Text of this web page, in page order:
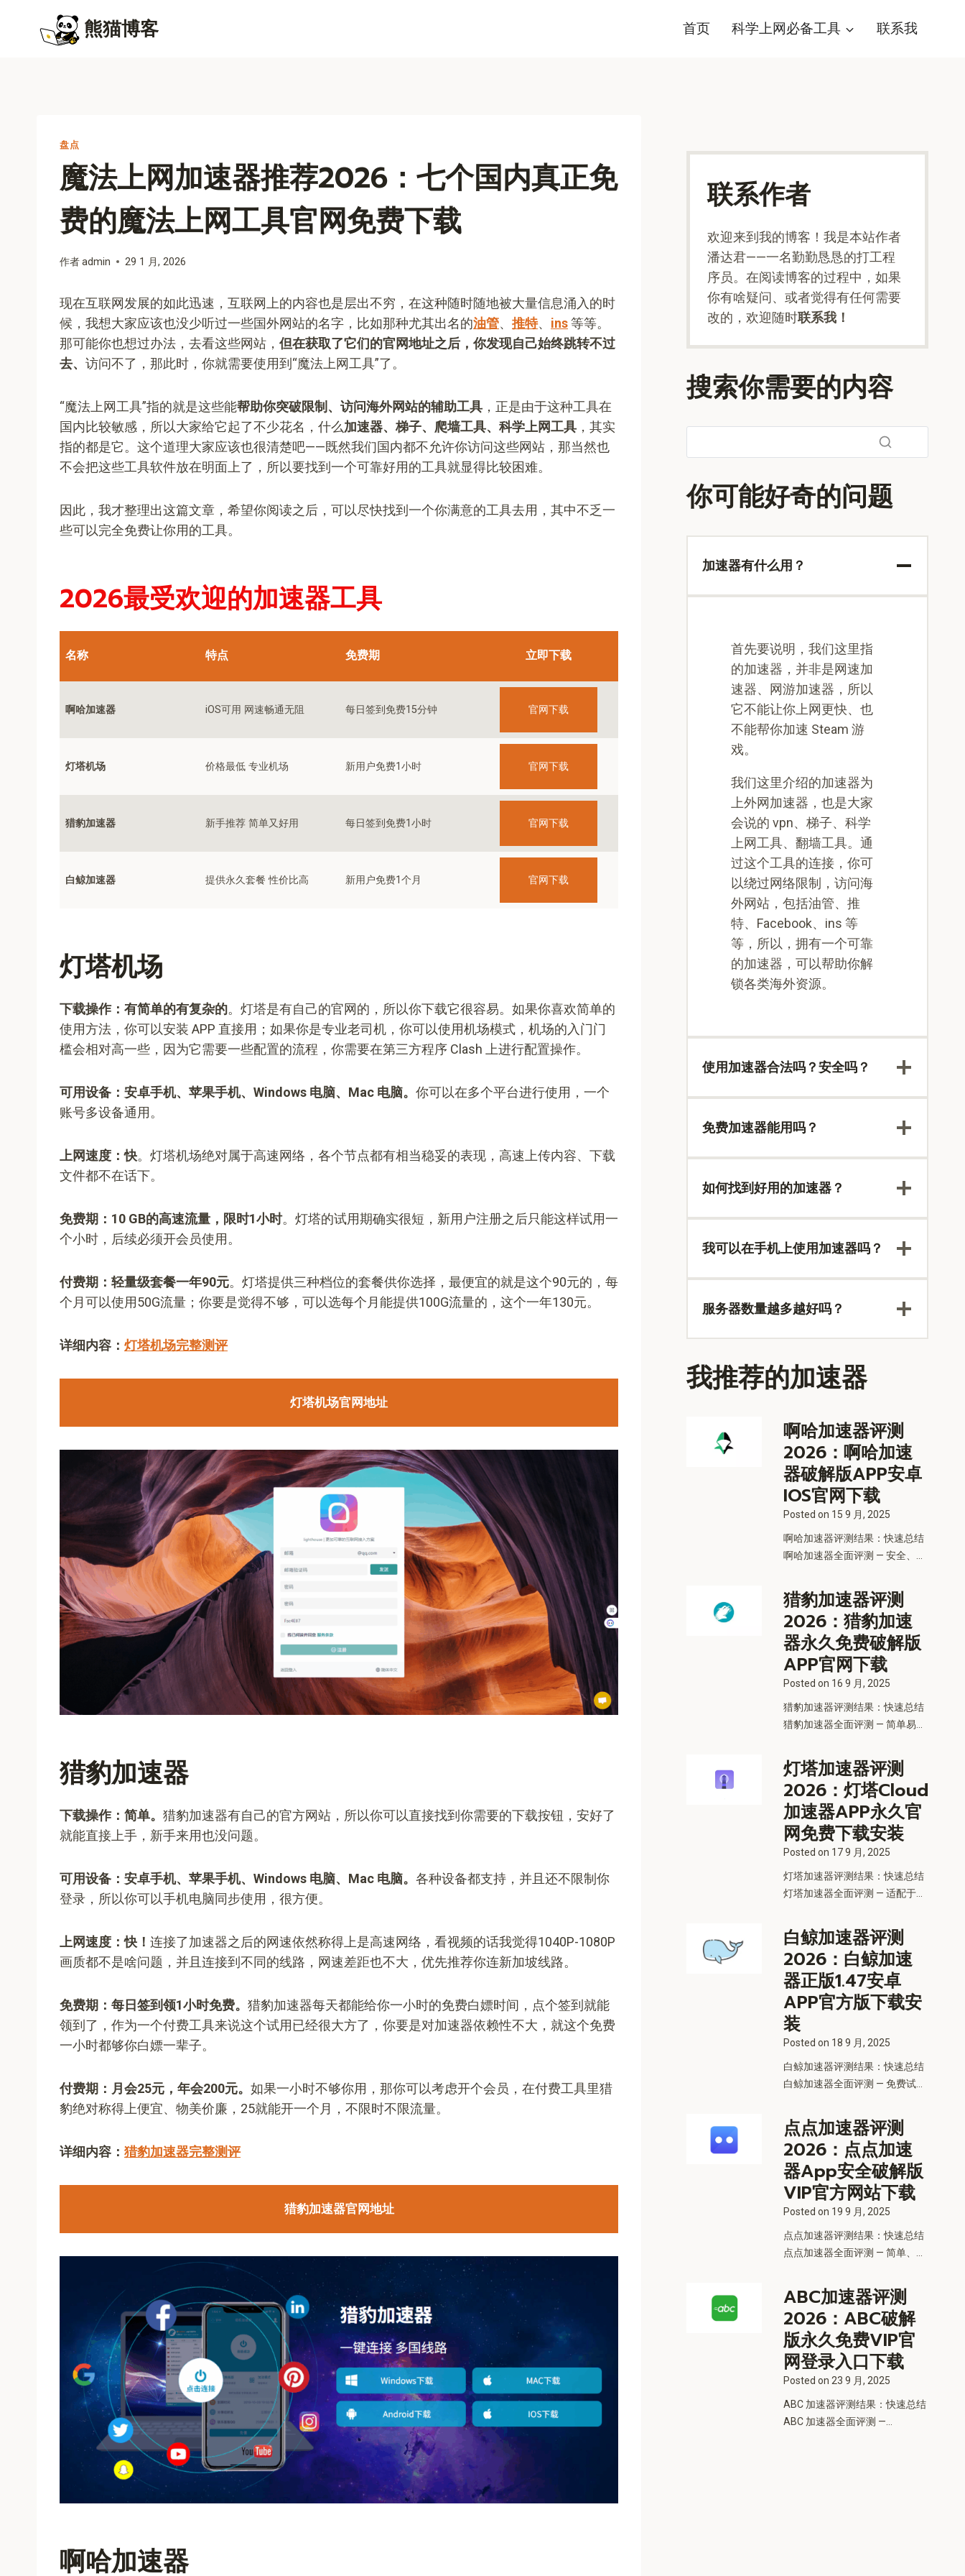
熊猫博客 首页 科学上网必备工具 联系我
盘点
魔法上网加速器推荐2026：七个国内真正免
费的魔法上网工具官网免费下载
作者admin 29 1 月, 2026
现在互联网发展的如此迅速，互联网上的内容也是层出不穷，在这种随时随地被大量信息涌入的时
候，我想大家应该也没少听过一些国外网站的名字，比如那种尤其出名的油管、 推特、 ins等等。
那可能你也想过办法，去看这些网站， 但在获取了它们的官网地址之后，你发现自己始终跳转不过
去、 访问不了，那此时，你就需要使用到“魔法上网工具”了。
“魔法上网工具”指的就是这些能帮助你突破限制、访问海外网站的辅助工具 ，正是由于这种工具在
国内比较敏感，所以大家给它起了不少花名，什么加速器、梯子、爬墙工具、科学上网工具 ，其实
指的都是它。这个道理大家应该也很清楚吧——既然我们国内都不允许你访问这些网站，那当然也
不会把这些工具软件放在明面上了，所以要找到一个可靠好用的工具就显得比较困难。
因此，我才整理出这篇文章，希望你阅读之后，可以尽快找到一个你满意的工具去用，其中不乏一
些可以完全免费让你用的工具。
2026最受欢迎的加速器工具
名称 特点 免费期 立即下载
啊哈加速器 iOS可用 网速畅通无阻 每日签到免费15分钟 官网下载
灯塔机场 价格最低 专业机场 新用户免费1小时 官网下载
猎豹加速器 新手推荐 简单又好用 每日签到免费1小时 官网下载
白鲸加速器 提供永久套餐 性价比高 新用户免费1个月 官网下载
灯塔机场
下载操作：有简单的有复杂的。灯塔是有自己的官网的，所以你下载它很容易。如果你喜欢简单的
使用方法，你可以安装 APP 直接用；如果你是专业老司机，你可以使用机场模式，机场的入门门
槛会相对高一些，因为它需要一些配置的流程，你需要在第三方程序 Clash 上进行配置操作。
可用设备：安卓手机、苹果手机、Windows 电脑、Mac 电脑。 你可以在多个平台进行使用，一个
账号多设备通用。
上网速度：快。灯塔机场绝对属于高速网络，各个节点都有相当稳妥的表现，高速上传内容、下载
文件都不在话下。
免费期：10 GB的高速流量，限时1小时。灯塔的试用期确实很短，新用户注册之后只能这样试用一
个小时，后续必须开会员使用。
付费期：轻量级套餐一年90元。灯塔提供三种档位的套餐供你选择，最便宜的就是这个90元的，每
个月可以使用50G流量；你要是觉得不够，可以选每个月能提供100G流量的，这个一年130元。
详细内容： 灯塔机场完整测评
灯塔机场官网地址
猎豹加速器
下载操作：简单。 猎豹加速器有自己的官方网站，所以你可以直接找到你需要的下载按钮，安好了
就能直接上手，新手来用也没问题。
可用设备：安卓手机、苹果手机、Windows 电脑、Mac 电脑。 各种设备都支持，并且还不限制你
登录，所以你可以手机电脑同步使用，很方便。
上网速度：快！ 连接了加速器之后的网速依然称得上是高速网络，看视频的话我觉得1040P-1080P
画质都不是啥问题，并且连接到不同的线路，网速差距也不大，优先推荐你连新加坡线路。
免费期：每日签到领1小时免费。 猎豹加速器每天都能给你一小时的免费白嫖时间，点个签到就能
领到了，作为一个付费工具来说这个试用已经很大方了，你要是对加速器依赖性不大，就这个免费
一小时都够你白嫖一辈子。
付费期：月会25元，年会200元。 如果一小时不够你用，那你可以考虑开个会员，在付费工具里猎
豹绝对称得上便宜、物美价廉，25就能开一个月，不限时不限流量。
详细内容： 猎豹加速器完整测评
猎豹加速器官网地址
啊哈加速器
联系作者
欢迎来到我的博客！我是本站作者
潘达君——一名勤勤恳恳的打工程
序员。在阅读博客的过程中，如果
你有啥疑问、或者觉得有任何需要
改的，欢迎随时联系我！
搜索你需要的内容
你可能好奇的问题
加速器有什么用？
首先要说明，我们这里指
的加速器，并非是网速加
速器、网游加速器，所以
它不能让你上网更快、也
不能帮你加速 Steam 游
戏。
我们这里介绍的加速器为
上外网加速器，也是大家
会说的 vpn、梯子、科学
上网工具、翻墙工具。通
过这个工具的连接，你可
以绕过网络限制，访问海
外网站，包括油管、推
特、Facebook、ins 等
等，所以，拥有一个可靠
的加速器，可以帮助你解
锁各类海外资源。
使用加速器合法吗？安全吗？
免费加速器能用吗？
如何找到好用的加速器？
我可以在手机上使用加速器吗？
服务器数量越多越好吗？
我推荐的加速器
啊哈加速器评测
2026：啊哈加速
器破解版APP安卓
IOS官网下载
Posted on 15 9 月, 2025
啊哈加速器评测结果：快速总结
啊哈加速器全面评测 — 安全、...
猎豹加速器评测
2026：猎豹加速
器永久免费破解版
APP官网下载
Posted on 16 9 月, 2025
猎豹加速器评测结果：快速总结
猎豹加速器全面评测 — 简单易...
灯塔加速器评测
2026：灯塔Cloud
加速器APP永久官
网免费下载安装
Posted on 17 9 月, 2025
灯塔加速器评测结果：快速总结
灯塔加速器全面评测 — 适配于...
白鲸加速器评测
2026：白鲸加速
器正版1.47安卓
APP官方版下载安
装
Posted on 18 9 月, 2025
白鲸加速器评测结果：快速总结
白鲸加速器全面评测 — 免费试...
点点加速器评测
2026：点点加速
器App安全破解版
VIP官方网站下载
Posted on 19 9 月, 2025
点点加速器评测结果：快速总结
点点加速器全面评测 — 简单、...
ABC加速器评测
2026：ABC破解
版永久免费VIP官
网登录入口下载
Posted on 23 9 月, 2025
ABC 加速器评测结果：快速总结
ABC 加速器全面评测 —...